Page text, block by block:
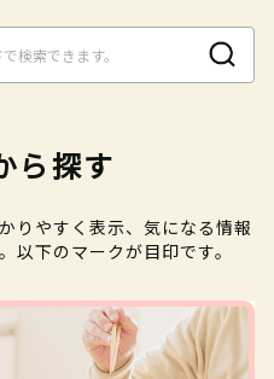
ら探す
りやすく表示、気になる情報
以下のマークが目印です。